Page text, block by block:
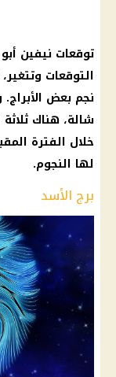
توقعات نيفين
التوقعات
نجم بعض الأبراج.
شالة، هناك
خلال الفترة
لها النجوم.
برج الأسد